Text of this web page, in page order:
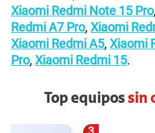
Xiaomi Redmi Note 15 Pro,
Redmi A7 Pro, Xiaomi
Xiaomi Redmi A5, Xiaomi
Pro, Xiaomi Redmi 15.
Top equipossin